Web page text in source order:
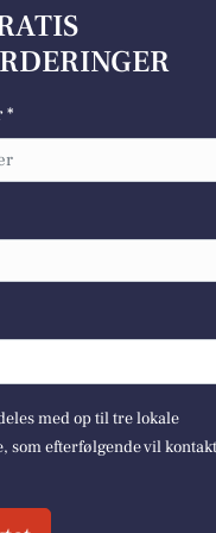
*
med op til tre lokale
som efterfølgende vil